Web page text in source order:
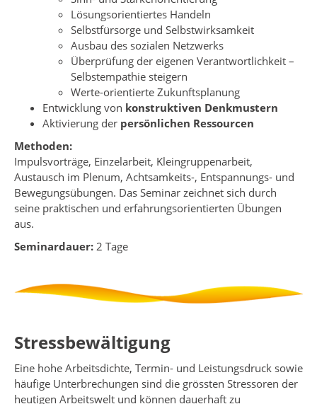
Lösungsorientiertes Handeln
Selbstfürsorge und Selbstwirksamkeit
Ausbau des sozialen Netzwerks
Überprüfung der eigenen Verantwortlichkeit –
Selbstempathie steigern
Werte-orientierte Zukunftsplanung
Entwicklung von konstruktiven Denkmustern
Aktivierung der persönlichen Ressourcen
Methoden:
Impulsvorträge, Einzelarbeit, Kleingruppenarbeit,
Austausch im Plenum, Achtsamkeits-, Entspannungs- und
Bewegungsübungen. Das Seminar zeichnet sich durch
seine praktischen und erfahrungsorientierten Übungen
aus.
Seminardauer: 2 Tage
Stressbewältigung
Eine hohe Arbeitsdichte, Termin- und Leistungsdruck sowie
häufige Unterbrechungen sind die grössten Stressoren der
heutigen Arbeitswelt und können dauerhaft zu